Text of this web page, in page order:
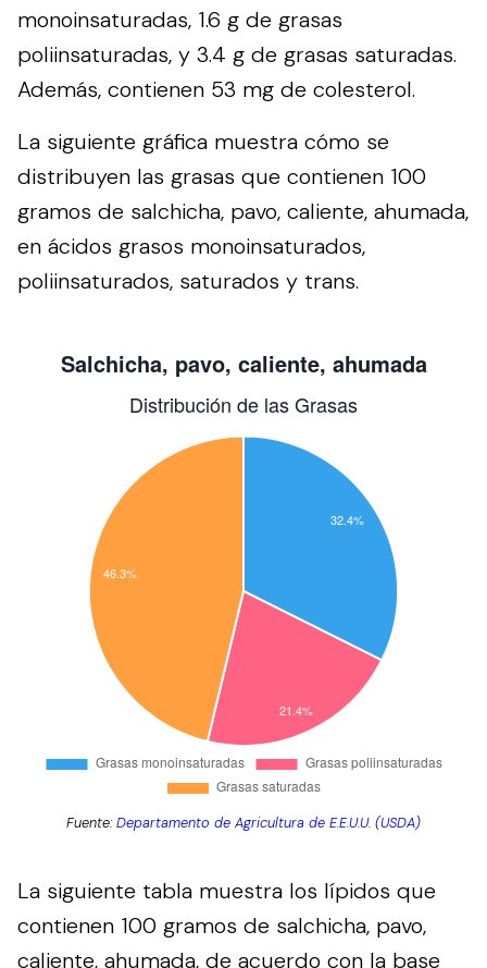
monoinsaturadas, 1.6 g de grasas
poliinsaturadas, y 3.4 g de grasas saturadas.
Además, contienen 53 mg de colesterol.
La siguiente gráfica muestra cómo se
distribuyen las grasas que contienen 100
gramos de salchicha, pavo, caliente, ahumada,
en ácidos grasos monoinsaturados,
poliinsaturados, saturados y trans.
Fuente:Departamento de Agricultura de E.E.U.U. (USDA)
La siguiente tabla muestra los lípidos que
contienen 100 gramos de salchicha, pavo,
caliente, ahumada, de acuerdo con la base